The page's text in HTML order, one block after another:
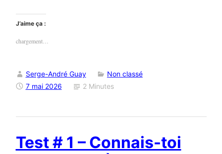
J’aime ça :
chargement…
Serge-André Guay
Non classé
7 mai 2026
2 Minutes
Test # 1 – Connais-toi